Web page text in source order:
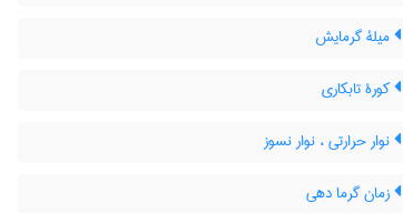
میلۀ گرمایش
کورۀ تابکاری
نوار حرارتی ، نوار نسوز
زمان گرما دهی